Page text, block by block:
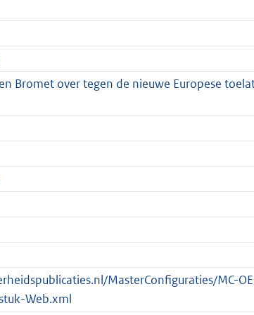
Bromet over tegen de nieuwe Europese
MasterConfiguraties/MC-
Web.xml